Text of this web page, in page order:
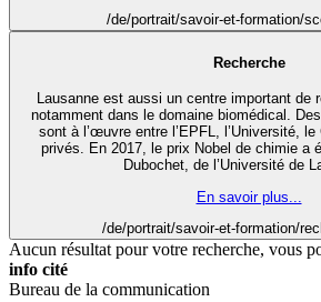
/de/portrait/savoir-et-formation/
Recherche
Lausanne est aussi un centre important de
notamment dans le domaine biomédical.
sont à l’œuvre entre l’EPFL, l’Université,
privés. En 2017, le prix Nobel de chimie a
Dubochet, de l’Université de
En savoir plus...
/de/portrait/savoir-et-formation/
Aucun résultat pour votre recherche, vous
info cité
Bureau de la communication